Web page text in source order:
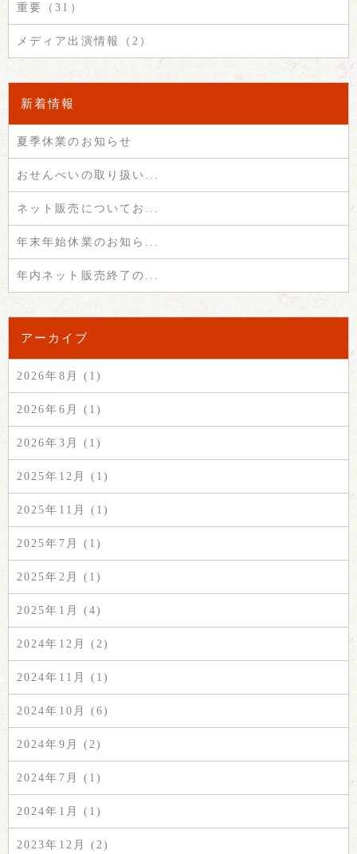
重要（31）
メディア出演情報（2）
新着情報
夏季休業のお知らせ
おせんべいの取り扱い...
ネット販売についてお...
年末年始休業のお知ら...
年内ネット販売終了の...
アーカイブ
2026年8月 (1)
2026年6月 (1)
2026年3月 (1)
2025年12月 (1)
2025年11月 (1)
2025年7月 (1)
2025年2月 (1)
2025年1月 (4)
2024年12月 (2)
2024年11月 (1)
2024年10月 (6)
2024年9月 (2)
2024年7月 (1)
2024年1月 (1)
2023年12月 (2)